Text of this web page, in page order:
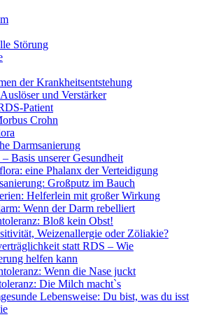
Störung
der Krankheitsentstehung
und Verstärker
Patient
Crohn
Darmsanierung
Basis unserer Gesundheit
eine Phalanx der Verteidigung
Großputz im Bauch
Helferlein mit großer Wirkung
Wenn der Darm rebelliert
Bloß kein Obst!
Weizenallergie oder Zöliakie?
statt RDS – Wie
helfen kann
Wenn die Nase juckt
Die Milch macht`s
Lebensweise: Du bist, was du isst